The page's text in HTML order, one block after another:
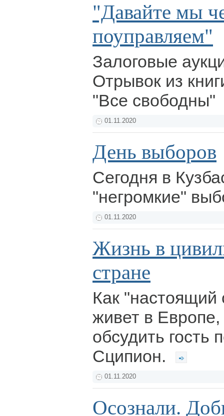
"Давайте мы
поуправляем"
Залоговые
Отрывок из
"Все свободны"
01.11.2020
День выборов
Сегодня в
"негромкие"
01.11.2020
Жизнь в
стране
Как "настоящий
живет в Европе,
обсудить гость
Сципион.
01.11.2020
Осознали.